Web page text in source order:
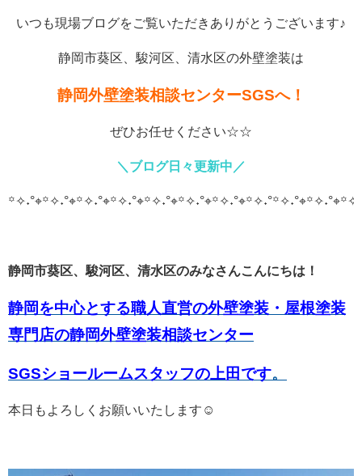
いつも現場ブログをご覧いただきありがとうございます♪
静岡市葵区、駿河区、清水区の外壁塗装は
静岡外壁塗装相談センターSGSへ！
ぜひお任せください☆☆
＼ブログ日々更新中／
꙳✧˖°⌖꙳✧˖°⌖꙳✧˖°⌖꙳✧˖°⌖꙳✧˖°⌖꙳✧˖°⌖꙳✧˖°⌖꙳✧˖°
静岡市葵区、駿河区、清水区のみなさんこんにちは！
静岡を中心とする職人直営の外壁塗装・屋根塗装
専門店の静岡外壁塗装相談センター
SGSショールームスタッフの上田です。
本日もよろしくお願いいたします☺